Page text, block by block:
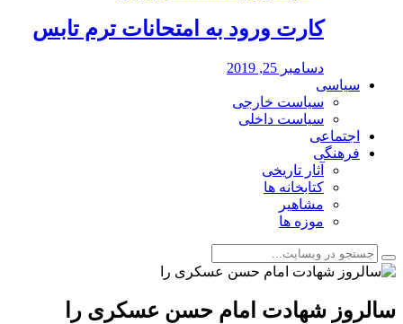
کارت ورود به امتحانات ترم تابس
دسامبر 25, 2019
سیاسی
سیاست خارجی
سیاست داخلی
اجتماعی
فرهنگی
آثار تاریخی
کتابخانه ها
مشاهیر
موزه ها
سالروز شهادت امام حسن عسکری را